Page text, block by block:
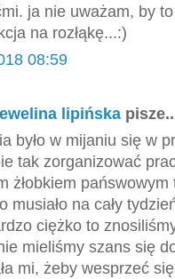
ja nie uważam, by
na rozłąkę...:)
08:59
lipińska
było w mijaniu się w
tak zorganizować
żłobkiem pańswowym
musiało na cały
ciężko to
mieliśmy szans się
mi, żeby wesprzeć